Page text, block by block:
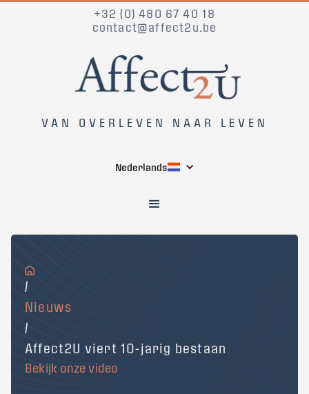
+32 (0) 480 67 40 18
contact@affect2u.be
VAN OVERLEVEN NAAR LEVEN
Nederlands
Bekijk onze video
/
Nieuws
/
Affect2U viert 10-jarig bestaan